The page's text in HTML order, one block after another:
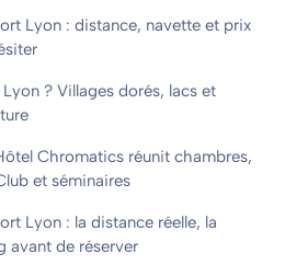
Lyon : distance, navette et prix
? Villages dorés, lacs et
Chromatics réunit chambres,
et séminaires
Lyon : la distance réelle, la
avant de réserver